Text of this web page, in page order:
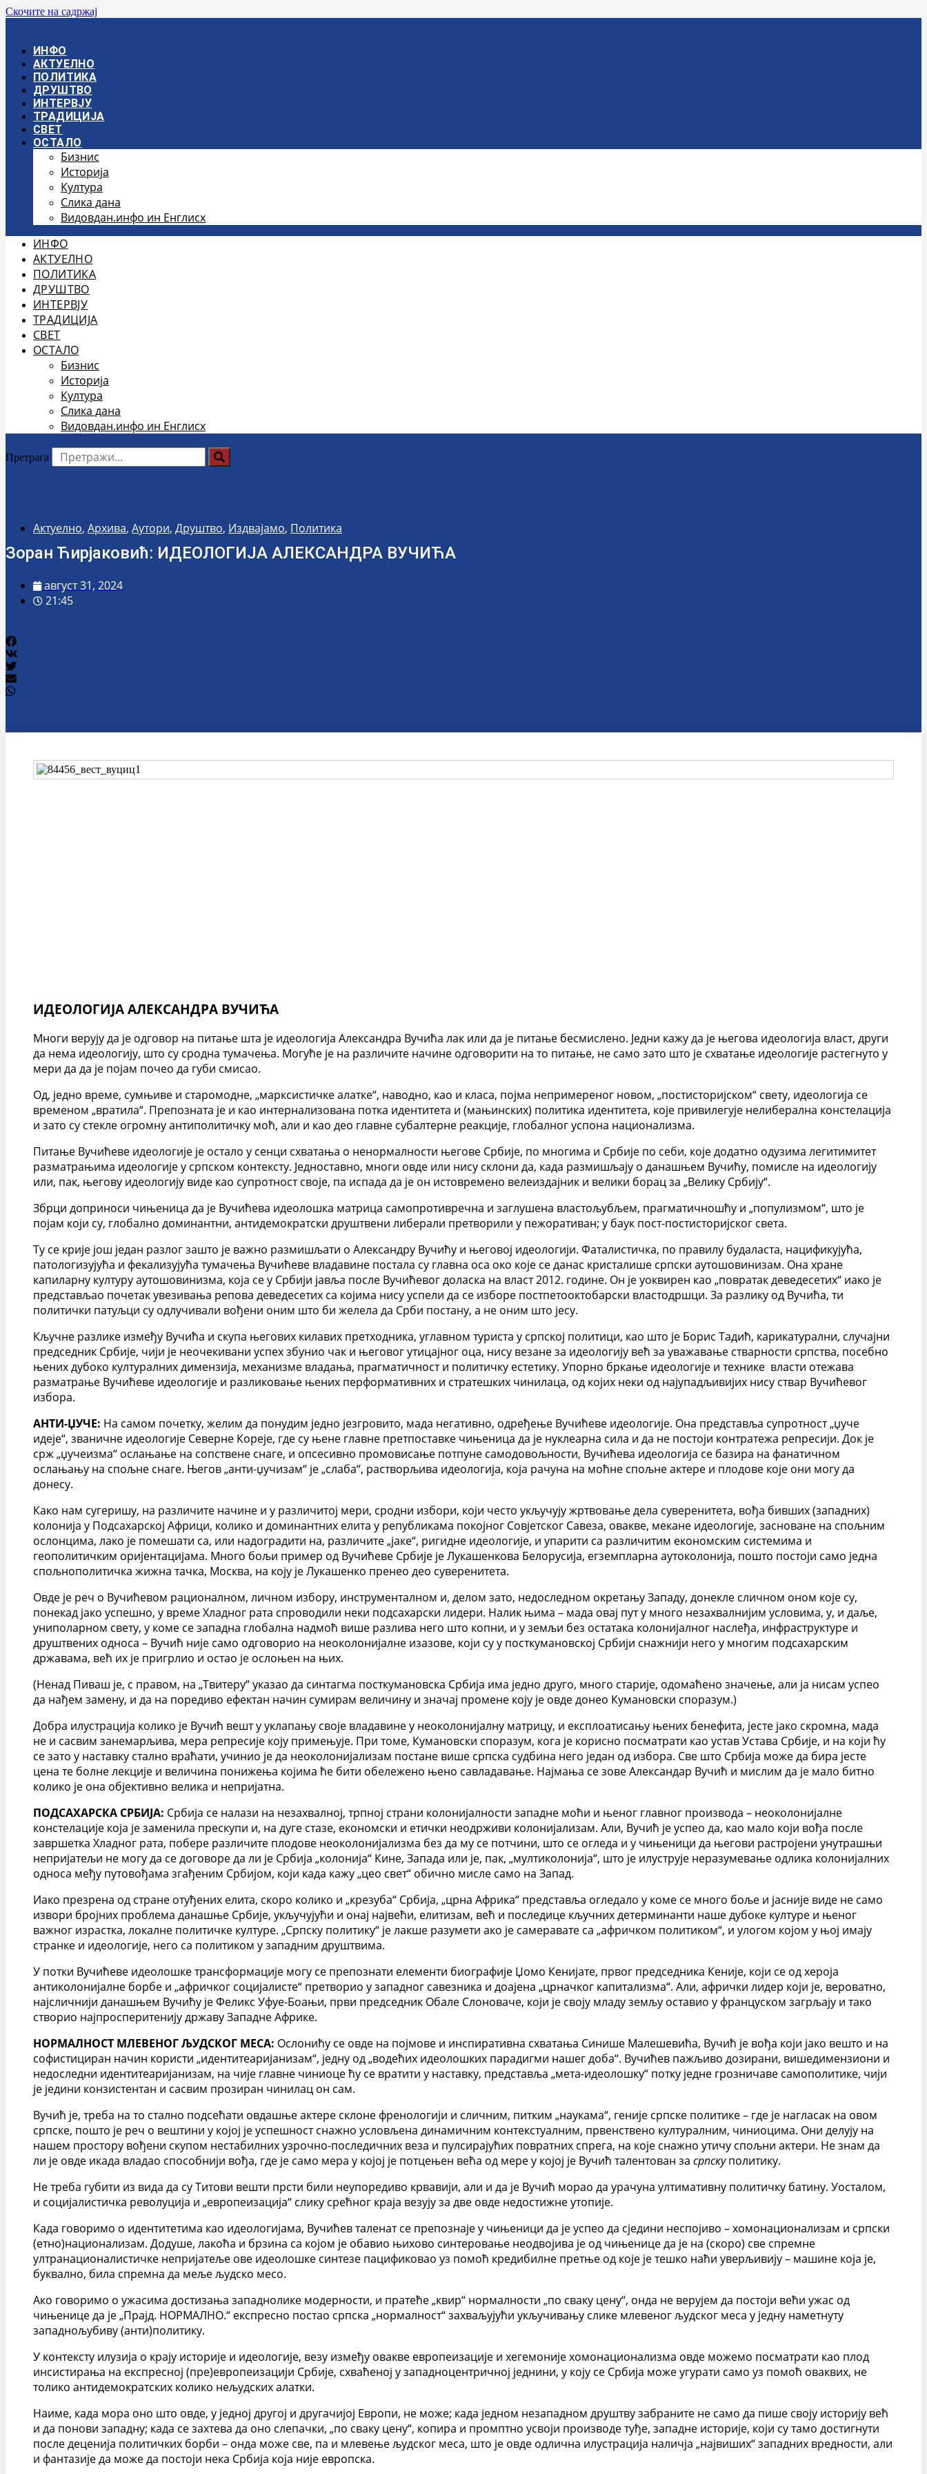
Скочите на садржај
ИНФО
АКТУЕЛНО
ПОЛИТИКА
ДРУШТВО
ИНТЕРВЈУ
ТРАДИЦИЈА
СВЕТ
ОСТАЛО
Бизнис
Историја
Култура
Слика дана
Видовдан.инфо ин Енглисх
ИНФО
АКТУЕЛНО
ПОЛИТИКА
ДРУШТВО
ИНТЕРВЈУ
ТРАДИЦИЈА
СВЕТ
ОСТАЛО
Бизнис
Историја
Култура
Слика дана
Видовдан.инфо ин Енглисх
Претрага
Актуелно, Архива, Аутори, Друштво, Издвајамо, Политика
Зоран Ћирјаковић: ИДЕОЛОГИЈА АЛЕКСАНДРА ВУЧИЋА
август 31, 2024
21:45
ИДЕОЛОГИЈА АЛЕКСАНДРА ВУЧИЋА
Многи верују да је одговор на питање шта је идеологија Александра Вучића лак или да је питање бесмислено. Једни кажу да је његова идеологија власт, други
да нема идеологију, што су сродна тумачења. Могуће је на различите начине одговорити на то питање, не само зато што је схватање идеологије растегнуто у
мери да да је појам почео да губи смисао.
Од, једно време, сумњиве и старомодне, „марксистичке алатке“, наводно, као и класа, појма непримереног новом, „постисторијском“ свету, идеологија се
временом „вратила“. Препозната је и као интернализована потка идентитета и (мањинских) политика идентитета, које привилегује нелиберална констелација
и зато су стекле огромну антиполитичку моћ, али и као део главне субалтерне реакције, глобалног успона национализма.
Питање Вучићеве идеологије је остало у сенци схватања о ненормалности његове Србије, по многима и Србије по себи, које додатно одузима легитимитет
разматрањима идеологије у српском контексту. Једноставно, многи овде или нису склони да, када размишљају о данашњем Вучићу, помисле на идеологију
или, пак, његову идеологију виде као супротност своје, па испада да је он истовремено велеиздајник и велики борац за „Велику Србију“.
Збрци доприноси чињеница да је Вучићева идеолошка матрица самопротивречна и заглушена властољубљем, прагматичношћу и „популизмом“, што је
појам који су, глобално доминантни, антидемократски друштвени либерали претворили у пежоративан; у баук пост-постисторијског света.
Ту се крије још један разлог зашто је важно размишљати о Александру Вучићу и његовој идеологији. Фаталистичка, по правилу будаласта, нацификујућа,
патологизујућа и фекализујућа тумачења Вучићеве владавине постала су главна оса око које се данас кристалише српски аутошовинизам. Она хране
капиларну културу аутошовинизма, која се у Србији јавља после Вучићевог доласка на власт 2012. године. Он је уоквирен као „повратак деведесетих“ иако је
представљао почетак увезивања репова деведесетих са којима нису успели да се изборе постпетооктобарски властодршци. За разлику од Вучића, ти
политички патуљци су одлучивали вођени оним што би желела да Срби постану, а не оним што јесу.
Кључне разлике између Вучића и скупа његових килавих претходника, углавном туриста у српској политици, као што је Борис Тадић, карикатурални, случајни
председник Србије, чији је неочекивани успех збунио чак и његовог утицајног оца, нису везане за идеологију већ за уважавање стварности српства, посебно
њених дубоко културалних димензија, механизме владања, прагматичност и политичку естетику. Упорно бркање идеологије и технике власти отежава
разматрање Вучићеве идеологије и разликовање њених перформативних и стратешких чинилаца, од којих неки од најупадљивијих нису ствар Вучићевог
избора.
АНТИ-ЏУЧЕ: На самом почетку, желим да понудим једно језгровито, мада негативно, одређење Вучићеве идеологије. Она представља супротност „џуче
идеје“, званичне идеологије Северне Кореје, где су њене главне претпоставке чињеница да је нуклеарна сила и да не постоји контратежа репресији. Док је
срж „џучеизма“ ослањање на сопствене снаге, и опсесивно промовисање потпуне самодовољности, Вучићева идеологија се базира на фанатичном
ослањању на спољне снаге. Његов „анти-џучизам“ је „слаба“, растворљива идеологија, која рачуна на моћне спољне актере и плодове које они могу да
донесу.
Како нам сугеришу, на различите начине и у различитој мери, сродни избори, који често укључују жртвовање дела суверенитета, вођа бивших (западних)
колонија у Подсахарској Африци, колико и доминантних елита у републикама покојног Совјетског Савеза, овакве, мекане идеологије, засноване на спољним
ослонцима, лако је помешати са, или надоградити на, различите „јаке“, ригидне идеологије, и упарити са различитим економским системима и
геополитичким оријентацијама. Много бољи пример од Вучићеве Србије је Лукашенкова Белорусија, егземпларна аутоколонија, пошто постоји само једна
спољнополитичка жижна тачка, Москва, на коју је Лукашенко пренео део суверенитета.
Овде је реч о Вучићевом рационалном, личном избору, инструменталном и, делом зато, недоследном окретању Западу, донекле сличном оном које су,
понекад јако успешно, у време Хладног рата спроводили неки подсахарски лидери. Налик њима – мада овај пут у много незахвалнијим условима, у, и даље,
униполарном свету, у коме се западна глобална надмоћ више разлива него што копни, и у земљи без остатака колонијалног наслеђа, инфраструктуре и
друштвених односа – Вучић није само одговорио на неоколонијалне изазове, који су у посткумановској Србији снажнији него у многим подсахарским
државама, већ их је пригрлио и остао је ослоњен на њих.
(Ненад Пиваш је, с правом, на „Твитеру“ указао да синтагма посткумановска Србија има једно друго, много старије, одомаћено значење, али ја нисам успео
да нађем замену, и да на поредиво ефектан начин сумирам величину и значај промене коју је овде донео Кумановски споразум.)
Добра илустрација колико је Вучић вешт у уклапању своје владавине у неоколонијалну матрицу, и експлоатисању њених бенефита, јесте јако скромна, мада
не и сасвим занемарљива, мера репресије коју примењује. При томе, Кумановски споразум, кога је корисно посматрати као устав Устава Србије, и на који ћу
се зато у наставку стално враћати, учинио је да неоколонијализам постане више српска судбина него један од избора. Све што Србија може да бира јесте
цена те болне лекције и величина понижења којима ће бити обележено њено савладавање. Најмања се зове Александар Вучић и мислим да је мало битно
колико је она објективно велика и непријатна.
ПОДСАХАРСКА СРБИЈА: Србија се налази на незахвалној, трпној страни колонијалности западне моћи и њеног главног производа – неоколонијалне
констелације која је заменила прескупи и, на дуге стазе, економски и етички неодрживи колонијализам. Али, Вучић је успео да, као мало који вођа после
завршетка Хладног рата, побере различите плодове неоколонијализма без да му се потчини, што се огледа и у чињеници да његови растројени унутрашњи
непријатељи не могу да се договоре да ли је Србија „колонија“ Кине, Запада или је, пак, „мултиколонија“, што је илуструје неразумевање одлика колонијалних
односа међу путовођама згађеним Србијом, који када кажу „цео свет“ обично мисле само на Запад.
Иако презрена од стране отуђених елита, скоро колико и „крезуба“ Србија, „црна Африка“ представља огледало у коме се много боље и јасније виде не само
извори бројних проблема данашње Србије, укључујући и онај највећи, елитизам, већ и последице кључних детерминанти наше дубоке културе и њеног
важног израстка, локалне политичке културе. „Српску политику“ је лакше разумети ако је самеравате са „афричком политиком“, и улогом којом у њој имају
странке и идеологије, него са политиком у западним друштвима.
У потки Вучићеве идеолошке трансформације могу се препознати елементи биографије Џомо Кенијате, првог председника Кеније, који се од хероја
антиколонијалне борбе и „афричког социјалисте“ претворио у западног савезника и доајена „црначког капитализма“. Али, афрички лидер који је, вероватно,
најсличнији данашњем Вучићу је Феликс Уфуе-Боањи, први председник Обале Слоноваче, који је своју младу земљу оставио у француском загрљају и тако
створио најпросперитенију државу Западне Африке.
НОРМАЛНОСТ МЛЕВЕНОГ ЉУДСКОГ МЕСА: Ослонићу се овде на појмове и инспиративна схватања Синише Малешевића, Вучић је вођа који јако вешто и на
софистициран начин користи „идентитеаријанизам“, једну од „водећих идеолошких парадигми нашег доба“. Вучићев пажљиво дозирани, вишедимензиони и
недоследни идентитеаријанизам, на чије главне чиниоце ћу се вратити у наставку, представља „мета-идеолошку“ потку једне грозничаве самополитике, чији
је једини конзистентан и сасвим прозиран чинилац он сам.
Вучић је, треба на то стално подсећати овдашње актере склоне френологији и сличним, питким „наукама“, геније српске политике – где је нагласак на овом
српске, пошто је реч о вештини у којој је успешност снажно условљена динамичним контекстуалним, првенствено културалним, чиниоцима. Они делују на
нашем простору вођени скупом нестабилних узрочно-последичних веза и пулсирајућих повратних спрега, на које снажно утичу спољни актери. Не знам да
ли је овде икада владао способнији вођа, где је само мера у којој је потцењен већа од мере у којој је Вучић талентован за српскуполитику.
Не треба губити из вида да су Титови вешти прсти били неупоредиво крвавији, али и да је Вучић морао да урачуна ултимативну политичку батину. Уосталом,
и социјалистичка револуција и „европеизација“ слику срећног краја везују за две овде недостижне утопије.
Када говоримо о идентитетима као идеологијама, Вучићев таленат се препознаје у чињеници да је успео да сједини неспојиво – хомонационализам и српски
(етно)национализам. Додуше, лакоћа и брзина са којом је обавио њихово синтеровање неодвојива је од чињенице да је на (скоро) све спремне
ултранационалистичке непријатеље ове идеолошке синтезе пацификовао уз помоћ кредибилне претње од које је тешко наћи уверљивију – машине која је,
буквално, била спремна да меље људско месо.
Ако говоримо о ужасима достизања западнолике модерности, и пратеће „квир“ нормалности „по сваку цену“, онда не верујем да постоји већи ужас од
чињенице да је „Прајд. НОРМАЛНО.“ експресно постао српска „нормалност“ захваљујући укључивању слике млевеног људског меса у једну наметнуту
западнољубиву (анти)политику.
У контексту илузија о крају историје и идеологије, везу између овакве европеизације и хегемоније хомонационализма овде можемо посматрати као плод
инсистирања на експресној (пре)европеизацији Србије, схваћеној у западноцентричној једнини, у коју се Србија може угурати само уз помоћ оваквих, не
толико антидемократских колико нељудских алатки.
Наиме, када мора оно што овде, у једној другој и другачијој Европи, не може; када једном незападном друштву забраните не само да пише своју историју већ
и да понови западну; када се захтева да оно слепачки, „по сваку цену“, копира и промптно усвоји производе туђе, западне историје, који су тамо достигнути
после деценија политичких борби – онда може све, па и млевење људског меса, што је овде одлична илустрација наличја „највиших“ западних вредности, али
и фантазије да може да постоји нека Србија која није европска.